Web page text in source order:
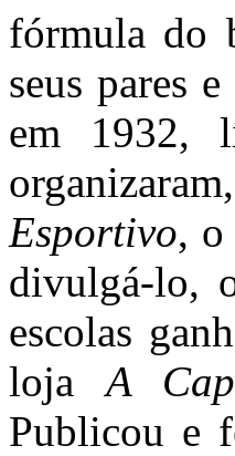
fórmula do
seus pares
em 1932,
Esportivo, o
divulgá-lo,
escolas
lojaA
Publicou e